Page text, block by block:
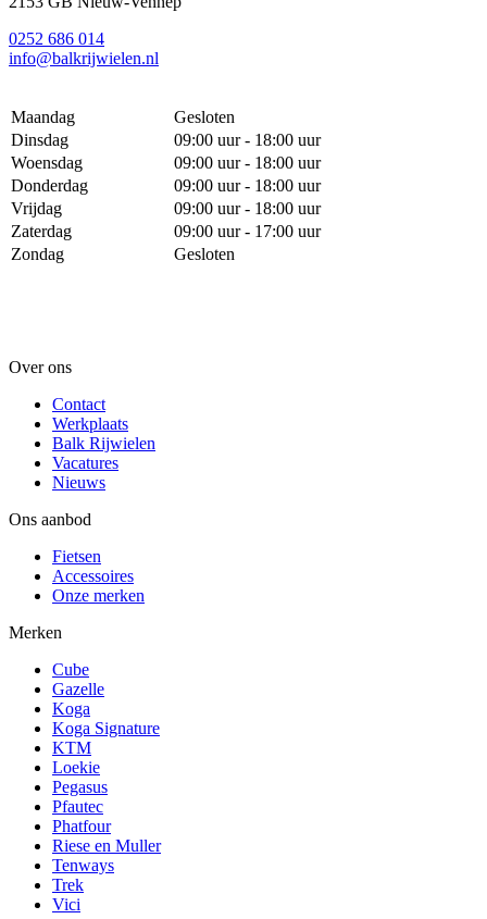
0252 686 014
info@balkrijwielen.nl
Maandag
Gesloten
Dinsdag
09:00 uur - 18:00 uur
Woensdag
09:00 uur - 18:00 uur
Donderdag
09:00 uur - 18:00 uur
Vrijdag
09:00 uur - 18:00 uur
Zaterdag
09:00 uur - 17:00 uur
Zondag
Gesloten
Over ons
Contact
Werkplaats
Balk Rijwielen
Vacatures
Nieuws
Ons aanbod
Fietsen
Accessoires
Onze merken
Merken
Cube
Gazelle
Koga
Koga Signature
KTM
Loekie
Pegasus
Pfautec
Phatfour
Riese en Muller
Tenways
Trek
Vici